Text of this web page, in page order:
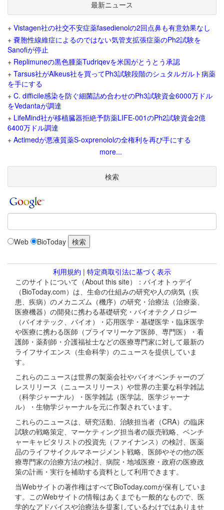
最新ニュース
+ Vistagen社の社交不安症薬fasedienolの2回点鼻も有意効果なし
+ 嚢胞性線維症によるのではない気管支拡張症薬のPh2試験を
Sanofiが停止
+ Replimuneの黒色腫薬Tudriqevを米国がとうとう承認
+ Tarsus社がAlkeus社を買ってPh3試験段階のシュタルガルト病薬
を手にする
+ C. difficile感染を防ぐ細菌詰め合わせのPh3試験資金6000万ドル
をVedantaが調達
+ LifeMind社が移植臓器拒絶予防薬LIFE-001のPh2試験資金2億
6400万ドル調達
+ Actimedが悪液質薬S-oxprenololの全権利を再び手にする
more...
検索
Web BioToday
利用規約 | 特定商取引法に基づく表示
このサイトについて（About this site）：バイオトゥデイ
（BioToday.com）は、生命の仕組みの研究や人の病気（疾
患、疾病）のメカニズム（機序）の研究・治療法（治療薬、
医療機器）の開発に携わる基礎研究・バイオテクノロジー
（バイオテック、バイオ）・応用医学・基礎医学・臨床医学
や医療に携わる医師（プライマリーケア医師、専門医）・看
護師・薬剤師・介護福祉士などの医療専門家に対して最新の
ライフサイエンス（生命科学）のニュースを提供していま
す。
これらのニュースは世界の製薬会社やバイオベンチャーのプ
レスリリース（ニュースリリース）や世界の主要な科学雑誌
（科学ジャーナル）・医学雑誌（医学誌、医学ジャーナ
ル）・生物学ジャーナルを元に作製されています。
これらのニュースは、研究活動、治験担当者（CRA）の臨床
試験の戦略策定、マーケティング担当者の販売戦略、ベンチ
ャーキャピタリストの投資先（ファイナンス）の検討、医薬
品のライフサイクルマネージメント戦略、医師やその他の医
療専門家の治療方法の検討、病院・地域医療・政府の医療政
策の計画・実行を補助する資料として利用できます。
当Webサイトの著作権はすべてBioToday.comが保有していま
す。このWebサイトの情報はあくまでも一般的なもので、医
学的なアドバイスや治療法を提案しているわけではありませ